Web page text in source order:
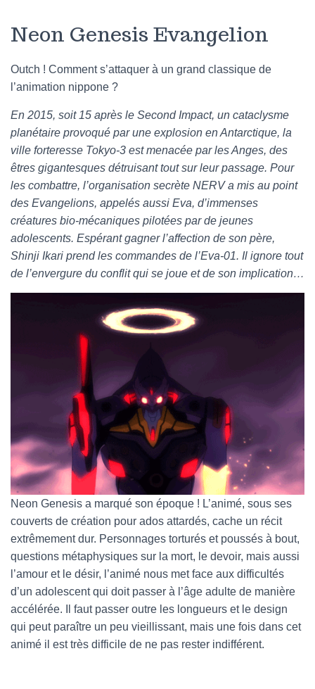
Neon Genesis Evangelion
Outch ! Comment s’attaquer à un grand classique de
l’animation nippone ?
En 2015, soit 15 après le Second Impact, un cataclysme
planétaire provoqué par une explosion en Antarctique, la
ville forteresse Tokyo-3 est menacée par les Anges, des
êtres gigantesques détruisant tout sur leur passage. Pour
les combattre, l’organisation secrète NERV a mis au point
des Evangelions, appelés aussi Eva, d’immenses
créatures bio-mécaniques pilotées par de jeunes
adolescents. Espérant gagner l’affection de son père,
Shinji Ikari prend les commandes de l’Eva-01. Il ignore tout
de l’envergure du conflit qui se joue et de son implication…
Neon Genesis a marqué son époque ! L’animé, sous ses
couverts de création pour ados attardés, cache un récit
extrêmement dur. Personnages torturés et poussés à bout,
questions métaphysiques sur la mort, le devoir, mais aussi
l’amour et le désir, l’animé nous met face aux difficultés
d’un adolescent qui doit passer à l’âge adulte de manière
accélérée. Il faut passer outre les longueurs et le design
qui peut paraître un peu vieillissant, mais une fois dans cet
animé il est très difficile de ne pas rester indifférent.